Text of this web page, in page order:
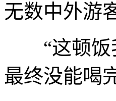
无数中外游
“这顿饭我
最终没能喝